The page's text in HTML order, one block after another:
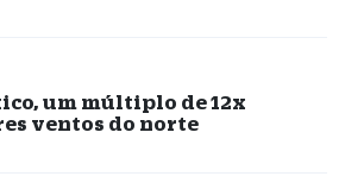
um múltiplo de 12x
ventos do norte